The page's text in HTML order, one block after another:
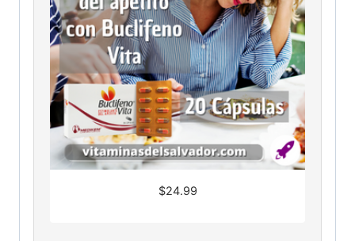
$24.99